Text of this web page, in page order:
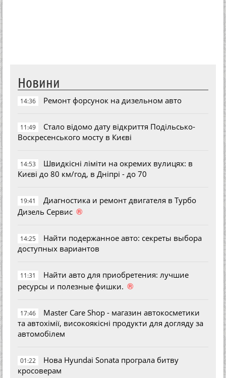
Новини
14:36 Ремонт форсунок на дизельном авто
11:49
Стало відомо дату відкриття Подільсько-
Воскресенського мосту в Києві
14:53
Швидкісні ліміти на окремих вулицях: в
Києві до 80 км/год, в Дніпрі - до 70
19:41
Диагностика и ремонт двигателя в Турбо
Дизель Сервис ®
14:25
Найти подержанное авто: секреты выбора
доступных вариантов
11:31
Найти авто для приобретения: лучшие
ресурсы и полезные фишки. ®
17:46
Master Care Shop - магазин автокосметики
та автохімії, високоякісні продукти для догляду за
автомобілем
01:22
Нова Hyundai Sonata програла битву
кросоверам